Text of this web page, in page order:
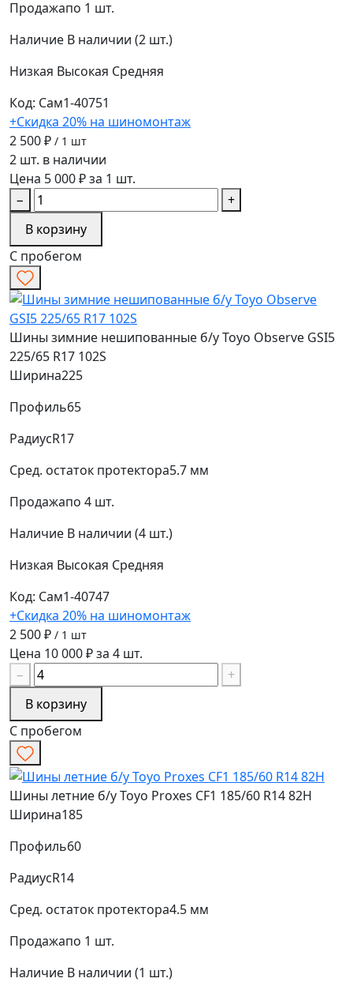
Продажапо 1 шт.
Наличие В наличии (2 шт.)
Низкая Высокая Средняя
Код: Сам1-40751
+Скидка 20% на шиномонтаж
2 500 ₽ / 1 шт
2 шт. в наличии
Цена 5 000 ₽ за 1 шт.
−
+
В корзину
С пробегом
Шины зимние нешипованные б/у Toyo Observe GSI5
225/65 R17 102S
Ширина225
Профиль65
РадиусR17
Сред. остаток протектора5.7 мм
Продажапо 4 шт.
Наличие В наличии (4 шт.)
Низкая Высокая Средняя
Код: Сам1-40747
+Скидка 20% на шиномонтаж
2 500 ₽ / 1 шт
Цена 10 000 ₽ за 4 шт.
−
+
В корзину
С пробегом
Шины летние б/у Toyo Proxes CF1 185/60 R14 82H
Ширина185
Профиль60
РадиусR14
Сред. остаток протектора4.5 мм
Продажапо 1 шт.
Наличие В наличии (1 шт.)